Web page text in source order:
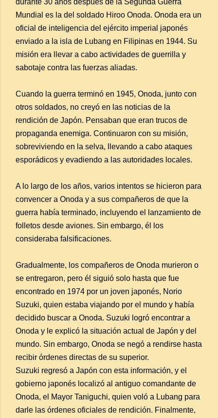
Mundial es la del soldado Hiroo Onoda. Onoda era un
oficial de inteligencia del ejército imperial japonés
enviado a la isla de Lubang en Filipinas en 1944. Su
misión era llevar a cabo actividades de guerrilla y
sabotaje contra las fuerzas aliadas.
Cuando la guerra terminó en 1945, Onoda, junto con
otros soldados, no creyó en las noticias de la
rendición de Japón. Pensaban que eran trucos de
propaganda enemiga. Continuaron con su misión,
sobreviviendo en la selva, llevando a cabo ataques
esporádicos y evadiendo a las autoridades locales.
A lo largo de los años, varios intentos se hicieron para
convencer a Onoda y a sus compañeros de que la
guerra había terminado, incluyendo el lanzamiento de
folletos desde aviones. Sin embargo, él los
consideraba falsificaciones.
Gradualmente, los compañeros de Onoda murieron o
se entregaron, pero él siguió solo hasta que fue
encontrado en 1974 por un joven japonés, Norio
Suzuki, quien estaba viajando por el mundo y había
decidido buscar a Onoda. Suzuki logró encontrar a
Onoda y le explicó la situación actual de Japón y del
mundo. Sin embargo, Onoda se negó a rendirse hasta
recibir órdenes directas de su superior.
Suzuki regresó a Japón con esta información, y el
gobierno japonés localizó al antiguo comandante de
Onoda, el Mayor Taniguchi, quien voló a Lubang para
darle las órdenes oficiales de rendición. Finalmente,